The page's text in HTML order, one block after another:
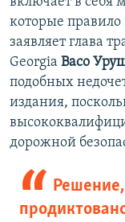
которые правило
заявляет глава
Georgia Васо
подобных
издания,
дорожной
Решение,